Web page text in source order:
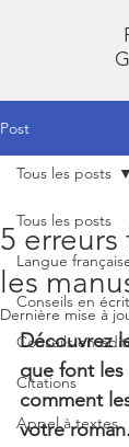
Post
Tous les posts
Langue
Conseils en
Conseils en
Citations
Appel à textes
Tous les posts
5
les
Dernière mise à
Découvrez
que font les
comment
votre roman.